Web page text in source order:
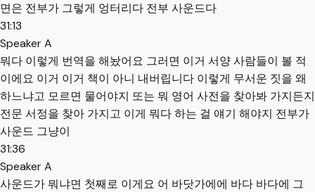
면은 전부가 그렇게 엉터리다 전부 사운드다
31:13
Speaker A
뭐다 이렇게 번역을 해놨어요 그러면 이거 서양 사람들이 볼 적
이에요 이거 이거 책이 아니 내버립니다 이렇게 무서운 짓을 왜
하느냐고 모르면 물어야지 또는 뭐 영어 사전을 찾아봐 가지든지
전문 서정을 찾아 가지고 이게 뭐다 하는 걸 얘기 해야지 전부가
사운드 그냥이
31:36
Speaker A
사운드가 뭐냐면 첫째로 이게요 어 바닷가에에 바다 바다에 그